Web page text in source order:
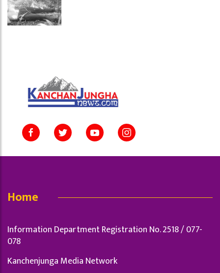
Home
Information Department Registration No. 2518 / 077-
078
Kanchenjunga Media Network